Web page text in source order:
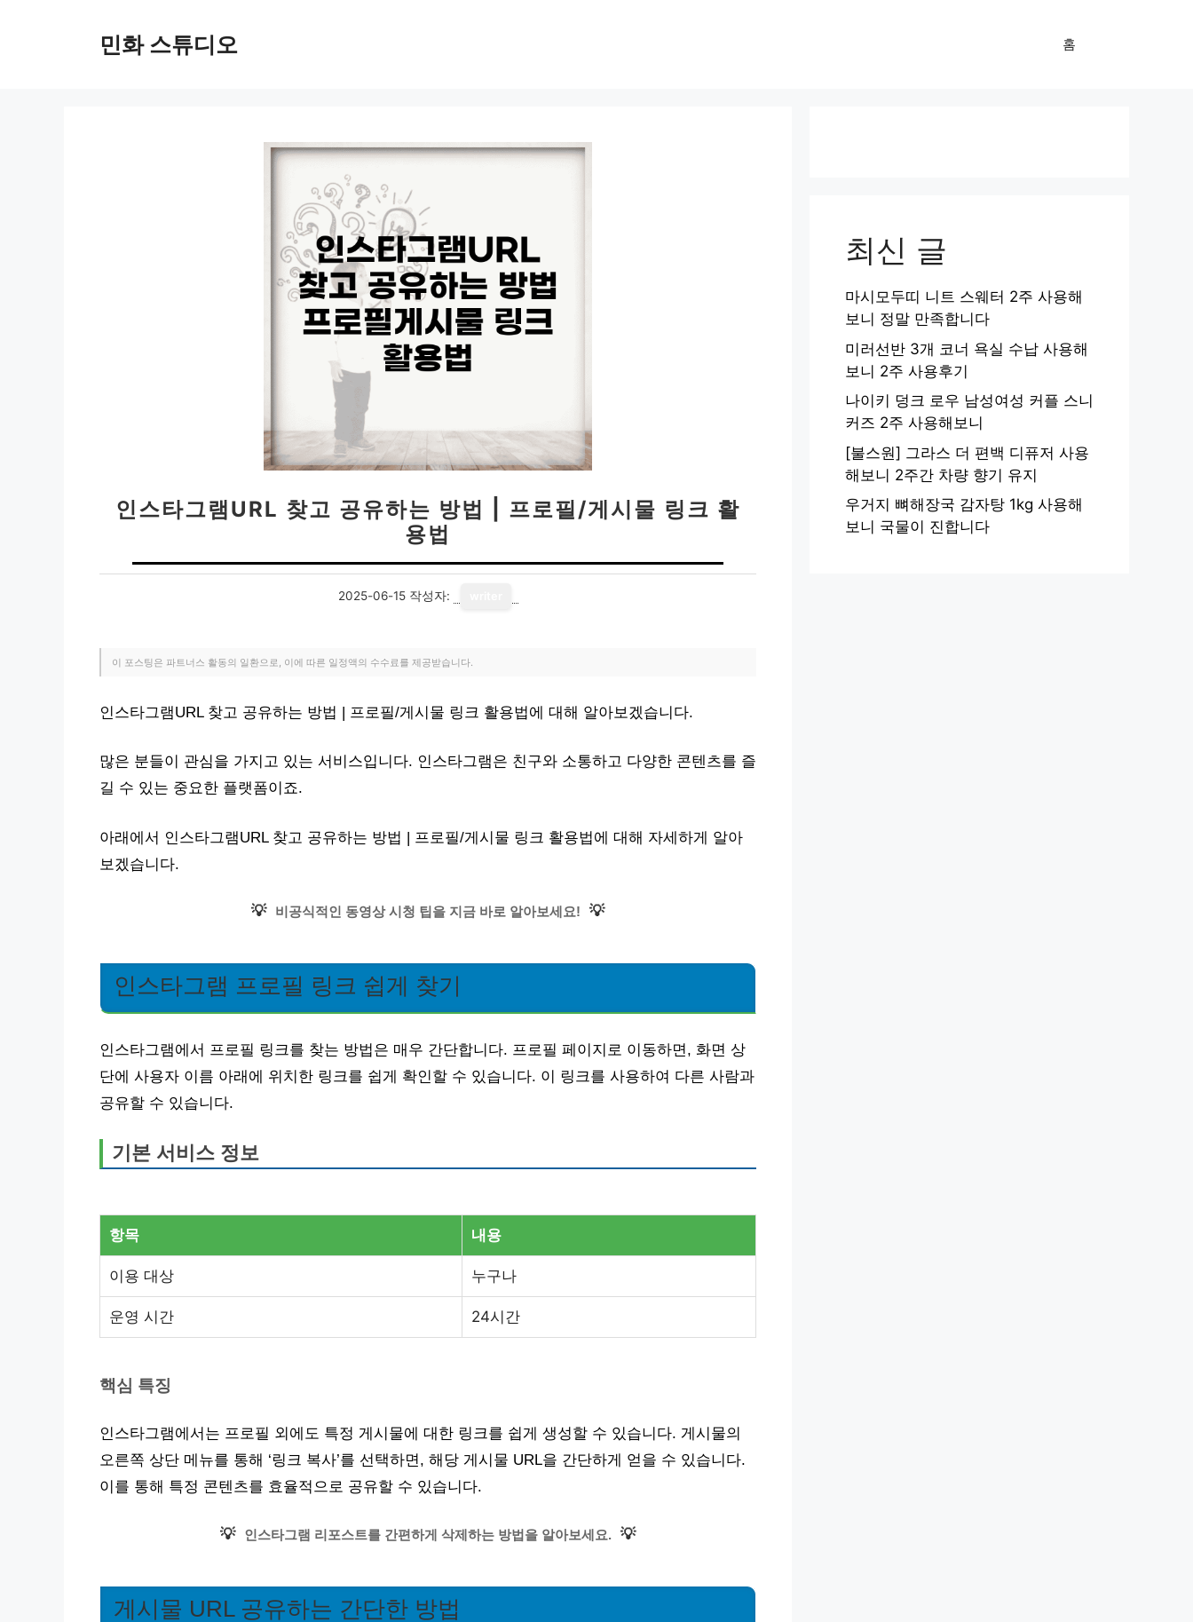
민화 스튜디오 홈
인스타그램URL 찾고 공유하는 방법 | 프로필/게시물 링크 활
용법
2025-06-15 작성자:
이 포스팅은 파트너스 활동의 일환으로, 이에 따른 일정액의 수수료를 제공받습니다.
인스타그램URL 찾고 공유하는 방법 | 프로필/게시물 링크 활용법에 대해 알아보겠습니다.
많은 분들이 관심을 가지고 있는 서비스입니다. 인스타그램은 친구와 소통하고 다양한 콘텐츠를 즐
길 수 있는 중요한 플랫폼이죠.
아래에서 인스타그램URL 찾고 공유하는 방법 | 프로필/게시물 링크 활용법에 대해 자세하게 알아
보겠습니다.
💡 비공식적인 동영상 시청 팁을 지금 바로 알아보세요! 💡
인스타그램 프로필 링크 쉽게 찾기
인스타그램에서 프로필 링크를 찾는 방법은 매우 간단합니다. 프로필 페이지로 이동하면, 화면 상
단에 사용자 이름 아래에 위치한 링크를 쉽게 확인할 수 있습니다. 이 링크를 사용하여 다른 사람과
공유할 수 있습니다.
기본 서비스 정보
항목 내용
이용 대상 누구나
운영 시간 24시간
핵심 특징
인스타그램에서는 프로필 외에도 특정 게시물에 대한 링크를 쉽게 생성할 수 있습니다. 게시물의
오른쪽 상단 메뉴를 통해 ‘링크 복사’를 선택하면, 해당 게시물 URL을 간단하게 얻을 수 있습니다.
이를 통해 특정 콘텐츠를 효율적으로 공유할 수 있습니다.
💡 인스타그램 리포스트를 간편하게 삭제하는 방법을 알아보세요. 💡
게시물 URL 공유하는 간단한 방법
최신 글
마시모두띠 니트 스웨터 2주 사용해
보니 정말 만족합니다
미러선반 3개 코너 욕실 수납 사용해
보니 2주 사용후기
나이키 덩크 로우 남성여성 커플 스니
커즈 2주 사용해보니
[불스원] 그라스 더 편백 디퓨저 사용
해보니 2주간 차량 향기 유지
우거지 뼈해장국 감자탕 1kg 사용해
보니 국물이 진합니다